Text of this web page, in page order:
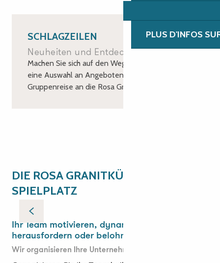
PLUS D'INFOS
SCHLAGZEILEN
Neuheiten und Entdeckungen
Machen Sie sich auf den Weg und entdecken Sie
eine Auswahl an Angeboten für Ihre
Gruppenreise an die Rosa Granitküste!
DIE ROSA GRANITKÜSTE ALS
SPIELPLATZ
Kohäsionsausflüge, Team Building
Ihr Team motivieren, dynamisieren,
herausfordern oder belohnen?
Wir organisieren Ihre Unternehmensmomente